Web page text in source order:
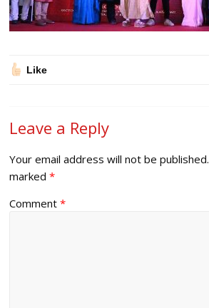
Like
Leave a Reply
Your email address will not be published.
marked*
Comment*